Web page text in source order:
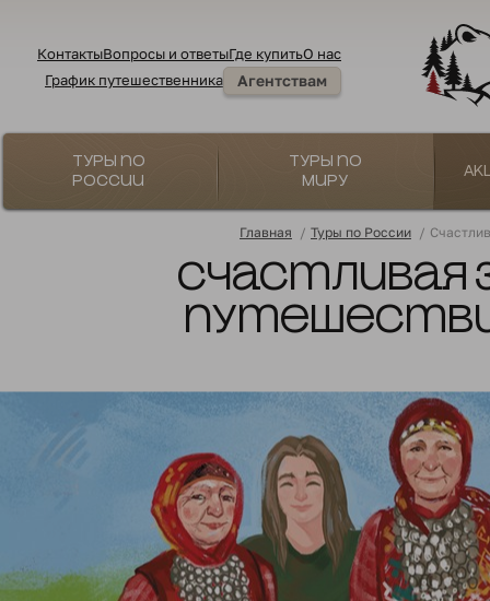
КонтактыВопросы и ответыГде купитьО нас
График путешественника
Агентствам
Туры по
России
Туры по
миру
Главная / Туры по России /
Счастливая